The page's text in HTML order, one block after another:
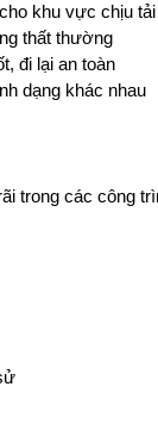
khu vực chịu
thất thường
đi lại an toàn
dạng khác nhau
trong các công